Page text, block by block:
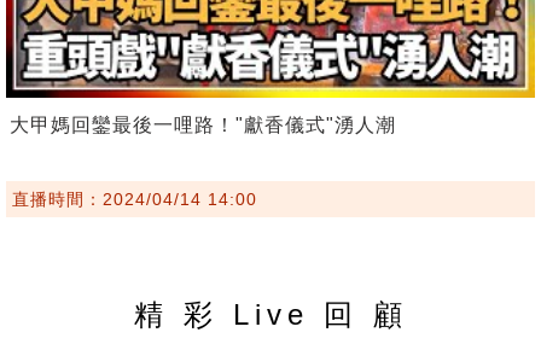
大甲媽回鑾最後一哩路！"獻香儀式"湧人潮
直播時間：2024/04/14 14:00
精 彩 Live 回 顧